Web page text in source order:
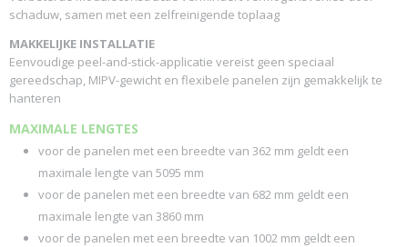
schaduw, samen met een zelfreinigende toplaag
MAKKELIJKE INSTALLATIE
Eenvoudige peel-and-stick-applicatie vereist geen speciaal
gereedschap, MIPV-gewicht en flexibele panelen zijn gemakkelijk te
hanteren
MAXIMALE LENGTES
voor de panelen met een breedte van 362 mm geldt een
maximale lengte van 5095 mm
voor de panelen met een breedte van 682 mm geldt een
maximale lengte van 3860 mm
voor de panelen met een breedte van 1002 mm geldt een